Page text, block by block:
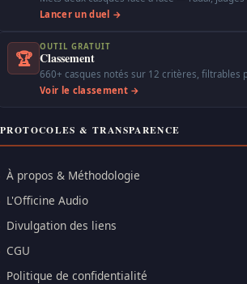
Lancer un duel →
🏆
OUTIL GRATUIT
Classement
660+ casques notés sur 12 critères, filtrables
Voir le classement →
PROTOCOLES & TRANSPARENCE
À propos & Méthodologie
L'Officine Audio
Divulgation des liens
CGU
Politique de confidentialité